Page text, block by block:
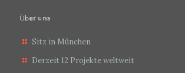
Über uns
Sitz in München
Derzeit 12 Projekte weltweit